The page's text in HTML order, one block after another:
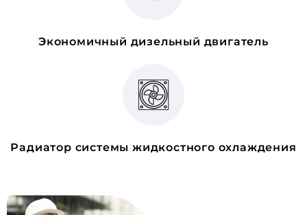
Экономичный дизельный двигатель
Радиатор системы жидкостного охлаждения